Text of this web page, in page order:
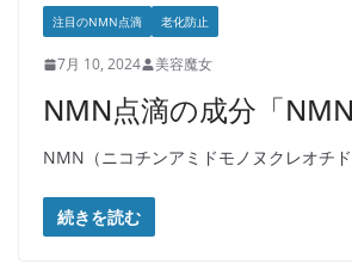
注目のNMN点滴 老化防止
7月 10, 2024 美容魔女
NMN点滴の成分「NMN
NMN（ニコチンアミドモノヌクレオチド
続きを読む